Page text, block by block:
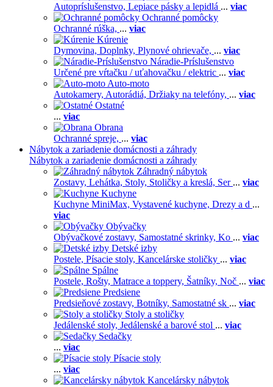
Autopríslušenstvo, Lepiace pásky a lepidlá ... viac
Ochranné pomôcky
Ochranné rúška, ... viac
Kúrenie
Dymovina, Doplnky, Plynové ohrievače, ... viac
Náradie-Príslušenstvo
Určené pre vŕtačku / uťahovačku / elektric ... viac
Auto-moto
Autokamery, Autorádiá, Držiaky na telefóny, ... viac
Ostatné
... viac
Obrana
Ochranné spreje, ... viac
Nábytok a zariadenie domácnosti a záhrady
Nábytok a zariadenie domácnosti a záhrady
Záhradný nábytok
Zostavy, Lehátka, Stoly, Stoličky a kreslá, Ser ... viac
Kuchyne
Kuchyne MiniMax, Vystavené kuchyne, Drezy a d ...
viac
Obývačky
Obývačkové zostavy, Samostatné skrinky, Ko ... viac
Detské izby
Postele, Písacie stoly, Kancelárske stoličky ... viac
Spálne
Postele, Rošty, Matrace a toppery, Šatníky, Noč ... viac
Predsiene
Predsieňové zostavy, Botníky, Samostatné sk ... viac
Stoly a stoličky
Jedálenské stoly, Jedálenské a barové stol ... viac
Sedačky
... viac
Písacie stoly
... viac
Kancelársky nábytok